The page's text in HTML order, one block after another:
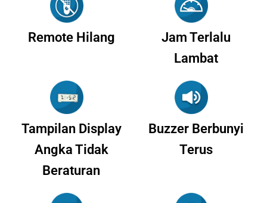
Remote Hilang
Jam Terlalu
Lambat
Tampilan Display
Angka Tidak
Beraturan
Buzzer Berbunyi
Terus